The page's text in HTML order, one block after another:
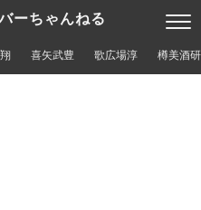
ーちゃんねる
喜矢武豊 歌広場淳 樽美酒